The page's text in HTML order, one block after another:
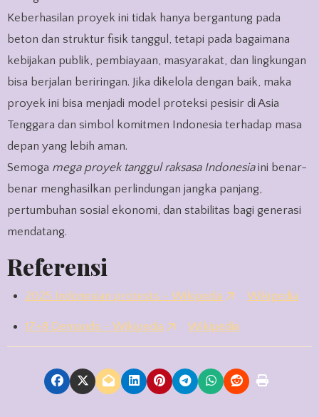
Keberhasilan proyek ini tidak hanya bergantung pada
beton dan struktur fisik tanggul, tetapi pada bagaimana
kebijakan publik, pembiayaan, masyarakat, dan lingkungan
bisa berjalan beriringan. Jika dikelola dengan baik, maka
proyek ini bisa menjadi model proteksi pesisir di Asia
Tenggara dan simbol komitmen Indonesia terhadap masa
depan yang lebih aman.
Semoga mega proyek tanggul raksasa Indonesiaini benar-
benar menghasilkan perlindungan jangka panjang,
pertumbuhan sosial ekonomi, dan stabilitas bagi generasi
mendatang.
Referensi
2025 Indonesian protests – Wikipedia Wikipedia
17+8 Demands – Wikipedia Wikipedia